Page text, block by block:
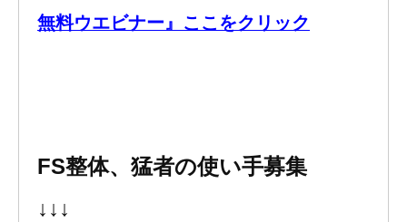
無料ウエビナー』ここをクリック
FS整体、猛者の使い手募集
↓↓↓